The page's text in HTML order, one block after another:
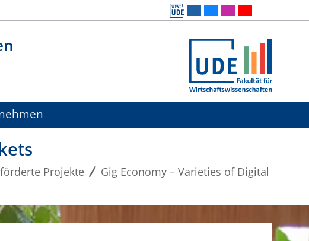
Projekte
Gig Economy – Varieties of Digital